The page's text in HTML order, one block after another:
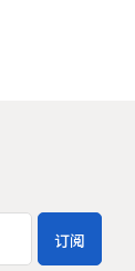
订阅